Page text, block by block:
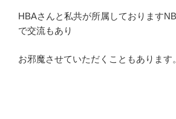
HBAさんと私共が所属しております
で交流もあり
お邪魔させていただくこともあります。